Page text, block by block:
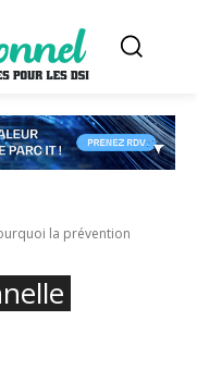
la prévention